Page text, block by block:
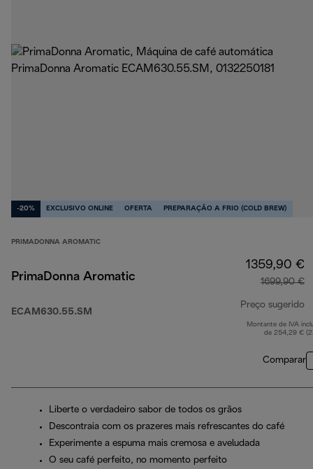
-20% EXCLUSIVO ONLINE OFERTA PREPARAÇÃO A FRIO (COLD BREW)
PRIMADONNA AROMATIC
PrimaDonna Aromatic
ECAM630.55.SM
1359,90 €
1699,90 €
Preço sugerido
Montante de IVA
de 254,29 €
Comparar
Liberte o verdadeiro sabor de todos os grãos
Descontraia com os prazeres mais refrescantes do café
Experimente a espuma mais cremosa e aveludada
O seu café perfeito, no momento perfeito